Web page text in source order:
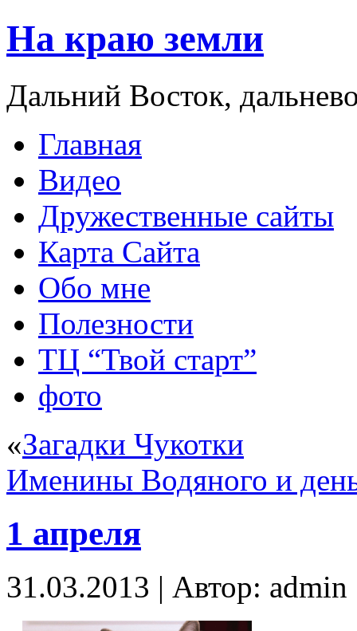
На краю земли
Дальний Восток,
Главная
Видео
Дружественные сайты
Карта Сайта
Обо мне
Полезности
ТЦ “Твой старт”
фото
«Загадки Чукотки
Именины Водяного и
1 апреля
31.03.2013 | Автор: admin